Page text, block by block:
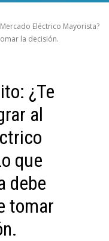
Eléctrico Mayorista?
la decisión.
¿Te
al
que
debe
tomar